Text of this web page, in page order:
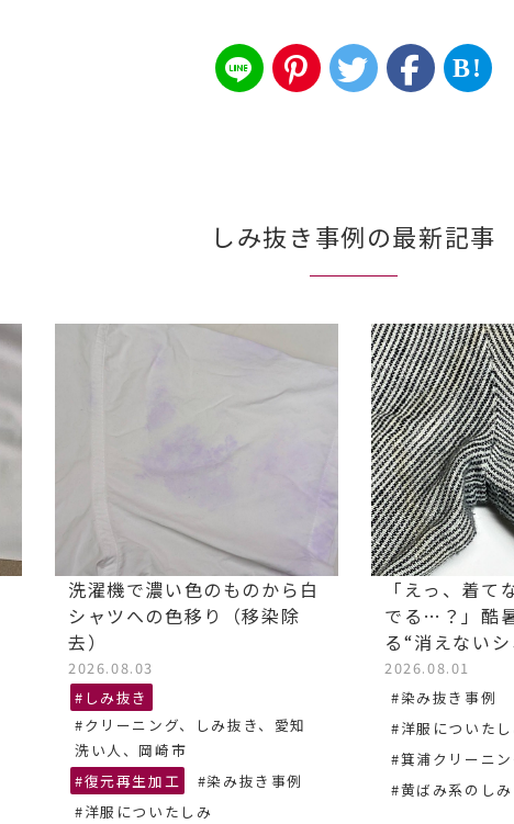
B!
しみ抜き事例の最新記事
洗濯機で濃い色のものから白
シャツへの色移り（移染除
去）
2026.08.03
#しみ抜き
#クリーニング、しみ抜き、愛知
洗い人、岡崎市
#復元再生加工
#染み抜き事例
#洋服についたしみ
「えっ、着て
でる…？」酷
る“消えない
2026.08.01
#染み抜き事例
#洋服についた
#箕浦クリーニ
#黄ばみ系のしみ